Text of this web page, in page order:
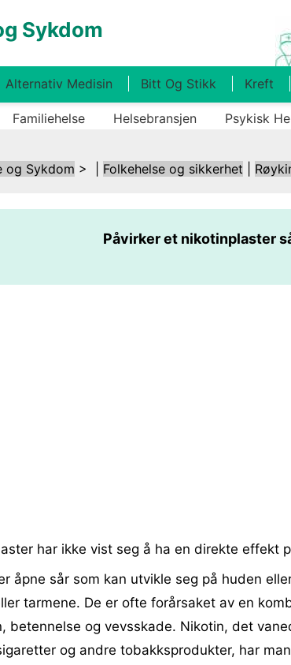
Sykdom
Alternativ Medisin Bitt Og Stikk Kreft
Familiehelse Helsebransjen Psykisk
og Sykdom > | Folkehelse og sikkerhet
Påvirker et nikotinplaster
har ikke vist seg å ha en direkte effekt
åpne sår som kan utvikle seg på huden
tarmene. De er ofte forårsaket av en
betennelse og vevsskade. Nikotin, det
og andre tobakksprodukter, har